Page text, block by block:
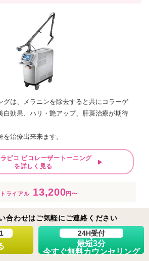
ます。
グは、メラニンを除去すると共にコラーゲ
白効果、ハリ・艶アップ、肝斑治療が期待
治療出来来ます。
ピコ ピコレーザートーニング
を詳しく見る
ライアル13,200円〜
合わせはご気軽にご連絡ください
最短3分
今すぐ無料カウンセリング
24H受付